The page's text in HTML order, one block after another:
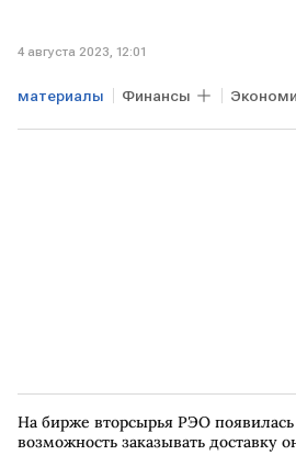
4 августа 2023, 12:01
материалы Финансы
Госпроекты Промышленность
На бирже вторсырья РЭО появилась
возможность заказывать доставку